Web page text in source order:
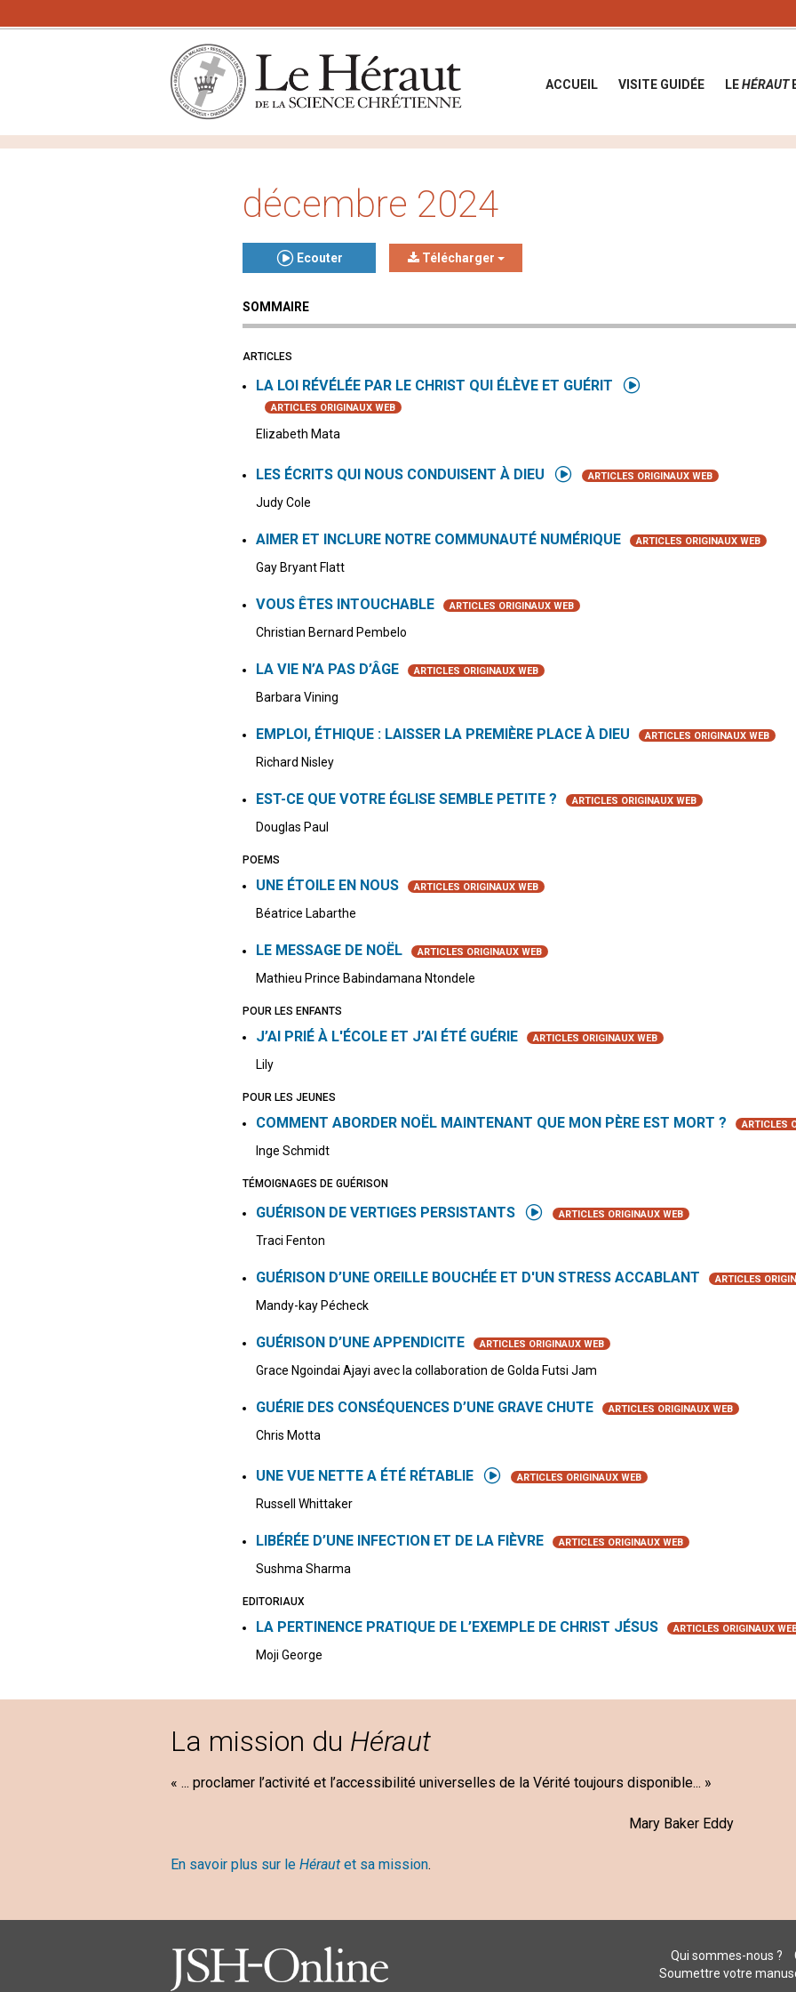
ACCUEIL VISITE GUIDÉE LEHÉRAUT
décembre 2024
Ecouter Télécharger
Click to play or pause the audio
SOMMAIRE
ARTICLES
LA LOI RÉVÉLÉE PAR LE CHRIST QUI ÉLÈVE ET GUÉRIT
ARTICLES ORIGINAUX WEB
Elizabeth Mata
LES ÉCRITS QUI NOUS CONDUISENT À DIEU ARTICLES ORIGINAUX WEB
Judy Cole
AIMER ET INCLURE NOTRE COMMUNAUTÉ NUMÉRIQUE ARTICLES ORIGINAUX WEB
Gay Bryant Flatt
VOUS ÊTES INTOUCHABLE ARTICLES ORIGINAUX WEB
Christian Bernard Pembelo
LA VIE N’A PAS D’ÂGE ARTICLES ORIGINAUX WEB
Barbara Vining
EMPLOI, ÉTHIQUE : LAISSER LA PREMIÈRE PLACE À DIEU ARTICLES ORIGINAUX WEB
Richard Nisley
EST-CE QUE VOTRE ÉGLISE SEMBLE PETITE ? ARTICLES ORIGINAUX WEB
Douglas Paul
POEMS
UNE ÉTOILE EN NOUS ARTICLES ORIGINAUX WEB
Béatrice Labarthe
LE MESSAGE DE NOËL ARTICLES ORIGINAUX WEB
Mathieu Prince Babindamana Ntondele
POUR LES ENFANTS
J’AI PRIÉ À L'ÉCOLE ET J’AI ÉTÉ GUÉRIE ARTICLES ORIGINAUX WEB
Lily
POUR LES JEUNES
COMMENT ABORDER NOËL MAINTENANT QUE MON PÈRE EST MORT ? ARTICLES
Inge Schmidt
TÉMOIGNAGES DE GUÉRISON
GUÉRISON DE VERTIGES PERSISTANTS ARTICLES ORIGINAUX WEB
Traci Fenton
GUÉRISON D’UNE OREILLE BOUCHÉE ET D'UN STRESS ACCABLANT ARTICLES
Mandy-kay Pécheck
GUÉRISON D’UNE APPENDICITE ARTICLES ORIGINAUX WEB
Grace Ngoindai Ajayi avec la collaboration de Golda Futsi Jam
GUÉRIE DES CONSÉQUENCES D’UNE GRAVE CHUTE ARTICLES ORIGINAUX WEB
Chris Motta
UNE VUE NETTE A ÉTÉ RÉTABLIE ARTICLES ORIGINAUX WEB
Russell Whittaker
LIBÉRÉE D’UNE INFECTION ET DE LA FIÈVRE ARTICLES ORIGINAUX WEB
Sushma Sharma
EDITORIAUX
LA PERTINENCE PRATIQUE DE L’EXEMPLE DE CHRIST JÉSUS ARTICLES ORIGINAUX
Moji George
La mission du Héraut
« ... proclamer l’activité et l’accessibilité universelles de la Vérité toujours disponible... »
Mary Baker Eddy
En savoir plus sur le Héraut et sa mission.
Qui sommes-nous ?
Soumettre votre